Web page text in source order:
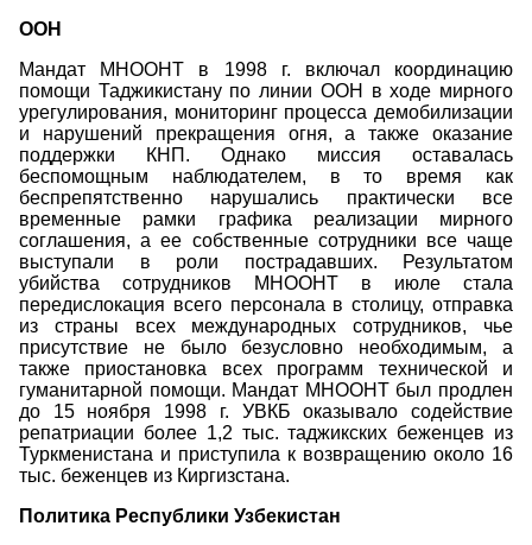
ООН
Мандат МНООНТ в 1998 г. включал координацию
помощи Таджикистану по линии ООН в ходе мирного
урегулирования, мониторинг процесса демобилизации
и нарушений прекращения огня, а также оказание
поддержки КНП. Однако миссия оставалась
беспомощным наблюдателем, в то время как
беспрепятственно нарушались практически все
временные рамки графика реализации мирного
соглашения, а ее собственные сотрудники все чаще
выступали в роли пострадавших. Результатом
убийства сотрудников МНООНТ в июле стала
передислокация всего персонала в столицу, отправка
из страны всех международных сотрудников, чье
присутствие не было безусловно необходимым, а
также приостановка всех программ технической и
гуманитарной помощи. Мандат МНООНТ был продлен
до 15 ноября 1998 г. УВКБ оказывало содействие
репатриации более 1,2 тыс. таджикских беженцев из
Туркменистана и приступила к возвращению около 16
тыс. беженцев из Киргизстана.
Политика Республики Узбекистан